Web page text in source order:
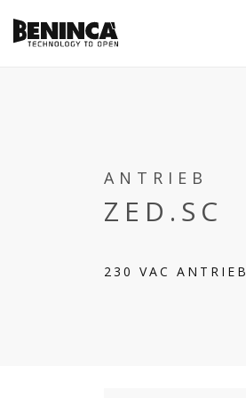
ANTRIEB
ZED.SC
230 VAC ANTRIEB